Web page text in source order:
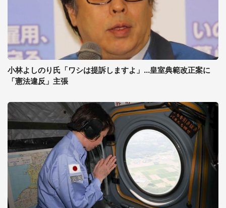
小林よしのり氏「ワシは提訴しますよ」...皇室典範改正案に
「憲法違反」主張